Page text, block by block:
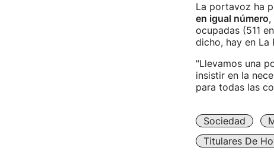
La portavoz ha
en igual número,
ocupadas (511
dicho, hay en La
"Llevamos una
insistir en la
para todas las
Sociedad
Titulares De